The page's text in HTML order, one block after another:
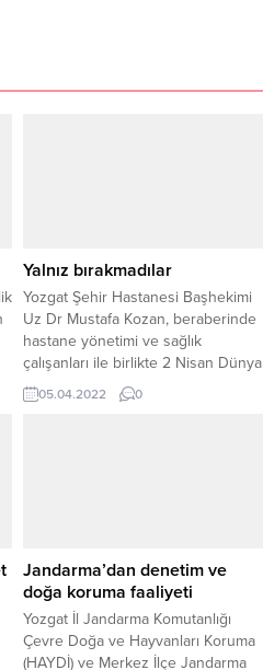
Yalnız bırakmadılar
Yozgat Şehir Hastanesi Başhekimi
Uz Dr Mustafa Kozan, beraberinde
hastane yönetimi ve sağlık
çalışanları ile birlikte 2 Nisan Dünya
Otizm Farkındalık Günü dolayısıyla
Uğur Bektaş Özel Eğitim İş
05.04.2022 0
Jandarma’dan denetim ve
doğa koruma faaliyeti
Yozgat İl Jandarma Komutanlığı
Çevre Doğa ve Hayvanları Koruma
(HAYDİ) ve Merkez İlçe Jandarma